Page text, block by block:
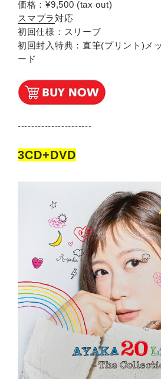
価格：¥9,500 (tax out)
スマプラ対応
初回仕様：スリーブ
初回封入特典：直筆(プリント)メ
ード
----------------------
3CD+DVD